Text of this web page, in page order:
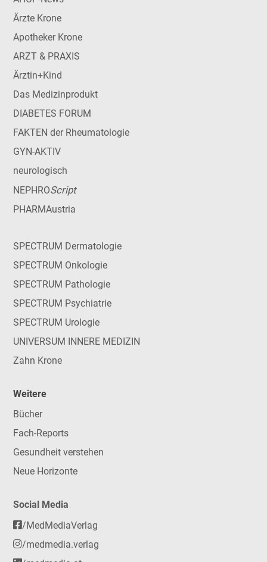
Ärzte Krone
Apotheker Krone
ARZT & PRAXIS
Ärztin+Kind
Das Medizinprodukt
DIABETES FORUM
FAKTEN der Rheumatologie
GYN-AKTIV
neurologisch
NEPHROScript
PHARMAustria
SPECTRUM Dermatologie
SPECTRUM Onkologie
SPECTRUM Pathologie
SPECTRUM Psychiatrie
SPECTRUM Urologie
UNIVERSUM INNERE MEDIZIN
Zahn Krone
Weitere
Bücher
Fach-Reports
Gesundheit verstehen
Neue Horizonte
Social Media
/MedMediaVerlag
/medmedia.verlag